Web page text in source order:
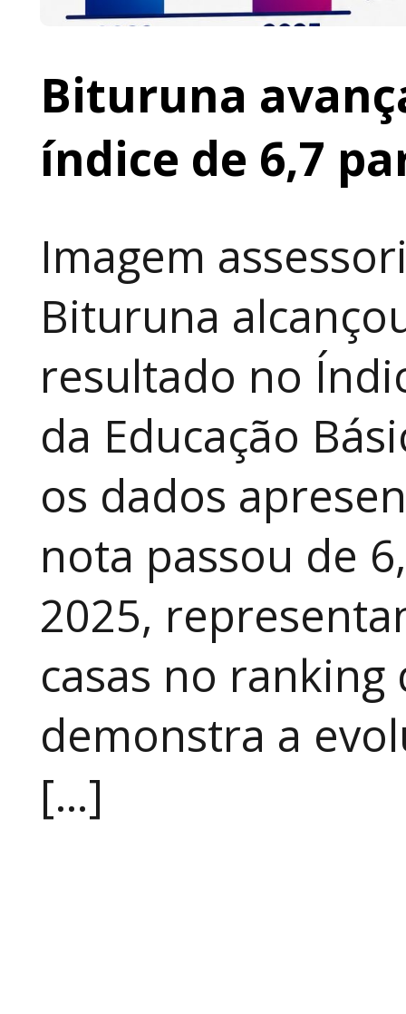
Bituruna
índice de 6,7
Imagem
Bituruna
resultado no
da Educação
os dados
nota passou de
2025,
casas no
demonstra a
[…]